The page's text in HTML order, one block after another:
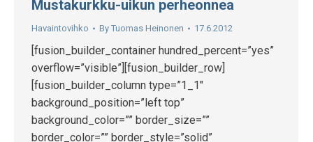
Mustakurkku-uikun perheonnea
Havaintovihko By Tuomas Heinonen 17.6.2012
[fusion_builder_container hundred_percent=”yes”
overflow=”visible”][fusion_builder_row]
[fusion_builder_column type=”1_1″
background_position=”left top”
background_color=”” border_size=””
border_color=”” border_style=”solid”